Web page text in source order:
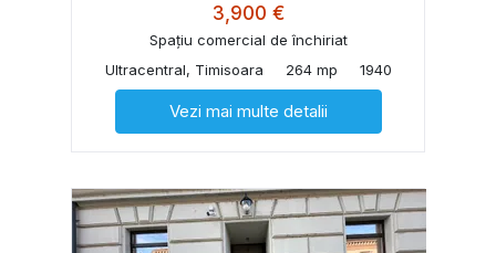
3,900 €
Spațiu comercial de închiriat
Ultracentral, Timisoara
264 mp 1940
Vezi mai multe detalii